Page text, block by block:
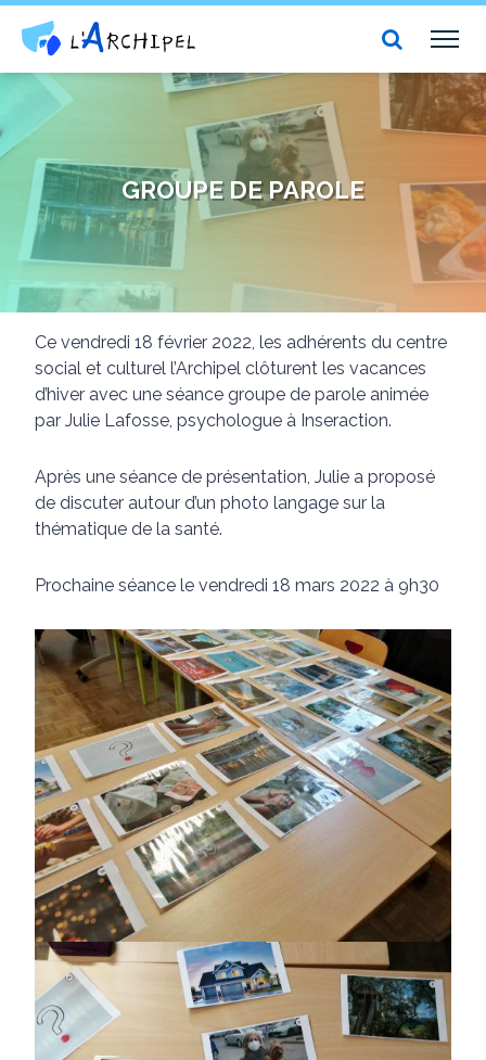
Centre social et culturel l'Archipel
GROUPE DE PAROLE
Ce vendredi 18 février 2022, les adhérents du centre
social et culturel l’Archipel clôturent les vacances
d’hiver avec une séance groupe de parole animée
par Julie Lafosse, psychologue à Inseraction.
Après une séance de présentation, Julie a proposé
de discuter autour d’un photo langage sur la
thématique de la santé.
Prochaine séance le vendredi 18 mars 2022 à 9h30